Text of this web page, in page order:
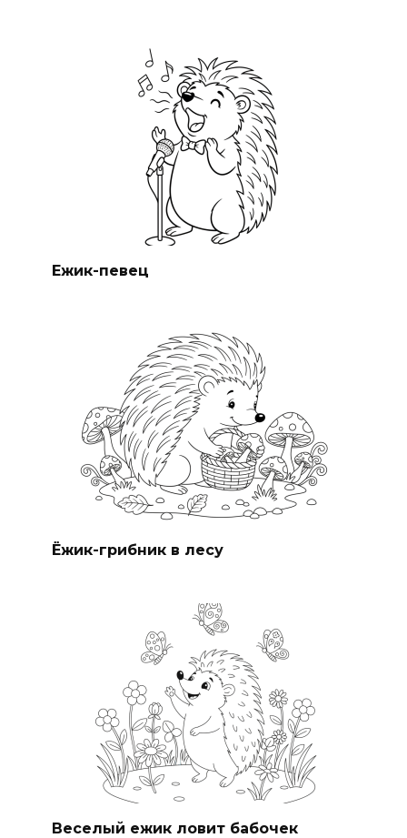
Ежик-певец
Ёжик-грибник в лесу
Веселый ежик ловит бабочек